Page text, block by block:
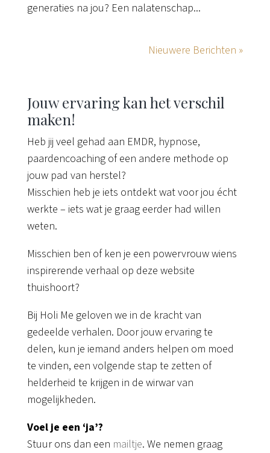
generaties na jou? Een nalatenschap...
Nieuwere Berichten »
Jouw ervaring kan het verschil
maken!
Heb jij veel gehad aan EMDR, hypnose,
paardencoaching of een andere methode op
jouw pad van herstel?
Misschien heb je iets ontdekt wat voor jou écht
werkte – iets wat je graag eerder had willen
weten.
Misschien ben of ken je een powervrouw wiens
inspirerende verhaal op deze website
thuishoort?
Bij Holi Me geloven we in de kracht van
gedeelde verhalen. Door jouw ervaring te
delen, kun je iemand anders helpen om moed
te vinden, een volgende stap te zetten of
helderheid te krijgen in de wirwar van
mogelijkheden.
Voel je een ‘ja’?
Stuur ons dan een mailtje. We nemen graag